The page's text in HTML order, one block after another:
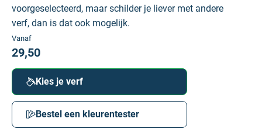
voorgeselecteerd, maar schilder je liever met andere
verf, dan is dat ook mogelijk.
Vanaf
29,50
Kies je verf
Bestel een kleurentester